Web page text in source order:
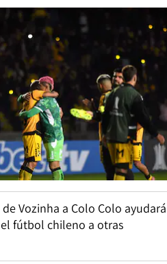
Vozinha a Colo Colo ayudará
fútbol chileno a otras